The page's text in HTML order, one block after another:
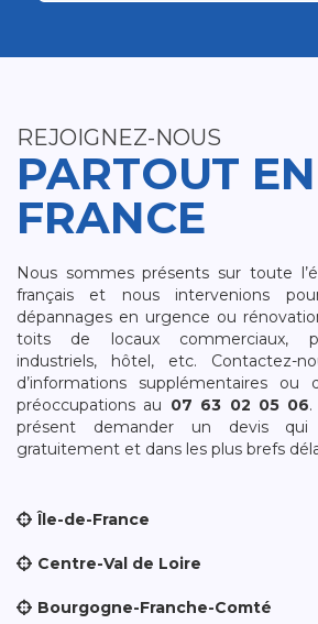
REJOIGNEZ-NOUS
PARTOUT EN
FRANCE
Nous sommes présents sur toute
français et nous intervenions
dépannages en urgence ou
toits de locaux commerciaux,
industriels, hôtel, etc. Contactez-
d’informations supplémentaires
préoccupations au 07 63 02 05 06
présent demander un devis qui
gratuitement et dans les plus brefs
Île-de-France
Centre-Val de Loire
Bourgogne-Franche-Comté